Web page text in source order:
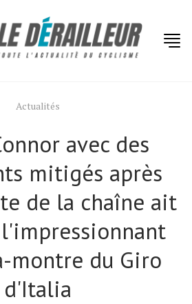
Actualités
avec des
mitigés après
de la chaîne ait
montre du Giro
d'Italia